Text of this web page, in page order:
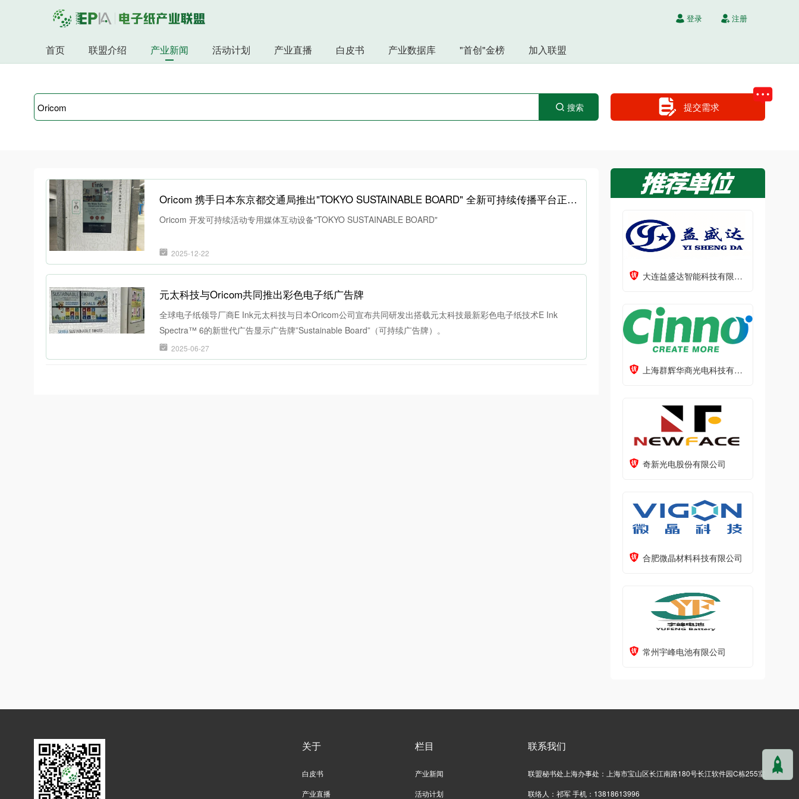
登录 注册
首页 联盟介绍 产业新闻 活动计划 产业直播 白皮书 产业数据库 "首创"金榜 加入联盟
搜索 提交需求
Oricom 携手日本东京都交通局推出"TOKYO SUSTAINABLE BOARD" 全新可持续传播平台正式亮相都厅前站
Oricom 开发可持续活动专用媒体互动设备"TOKYO SUSTAINABLE BOARD"
2025-12-22
元太科技与Oricom共同推出彩色电子纸广告牌
全球电子纸领导厂商E Ink元太科技与日本Oricom公司宣布共同研发出搭载元太科技最新彩色电子纸技术E Ink
Spectra™ 6的新世代广告显示广告牌”Sustainable Board”（可持续广告牌）。
2025-06-27
大连益盛达智能科技有限公司
上海群辉华商光电科技有限公司（CINNO ePaper Insight）
奇新光电股份有限公司
合肥微晶材料科技有限公司
常州宇峰电池有限公司
关于
白皮书
产业直播
栏目
产业新闻
活动计划
联系我们
联盟秘书处上海办事处：上海市宝山区长江南路180号长江软件园C栋255室
联络人：祁军 手机：13818613996